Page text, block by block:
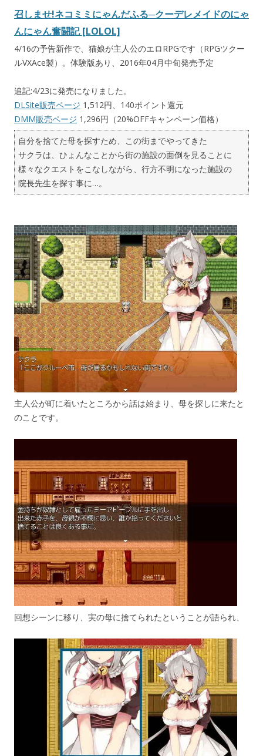
召しませ!ネコミミにゃんだふる─クーデレメイドのにゃ
んにゃん奮闘記 [LOLOL]
4/16の予告新作で、猫娘が主人公のエロRPGです（RPGツクー
ルVXAce製）。体験版あり、2016年04月中旬発売予定
追記:4/23に発売になりました。
DLSite販売ページ 1,512円、140ポイント還元
DMM販売ページ 1,296円（20%OFFキャンペーン価格）
自分を捨てた母を探すため、この街までやってきた
サクラは、ひょんなことから街の施設の面倒を見ることに
様々なクエストをこなしながら、行方不明になった施設の
院長先生を探す事に…。
主人公が町に着いたところから話は始まり、母を探しに来たと
のことです。
回想シーンに移り、実の母に捨てられたということが語られ、